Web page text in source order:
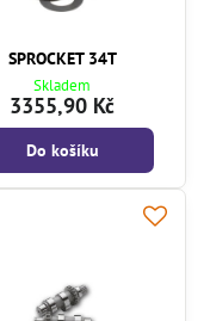
SPROCKET 34T
Skladem
3355,90 Kč
Do košíku